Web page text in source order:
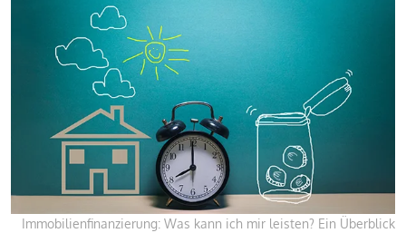
Immobilienfinanzierung: Was kann ich mir leisten? Ein Überblick